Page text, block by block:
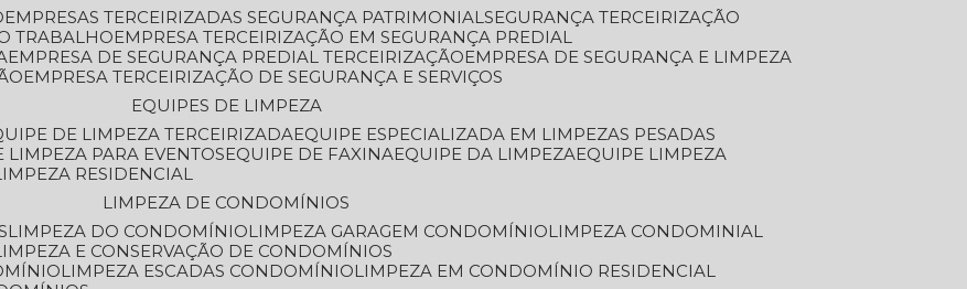
EMPRESAS TERCEIRIZADAS SEGURANÇA PATRIMONIAL SEGURANÇA TERCEIRIZAÇÃO
TRABALHO
EMPRESA TERCEIRIZAÇÃO EM SEGURANÇA PREDIAL
EMPRESA DE SEGURANÇA PREDIAL TERCEIRIZAÇÃO
EMPRESA DE SEGURANÇA E LIMPEZA
EMPRESA TERCEIRIZAÇÃO DE SEGURANÇA E SERVIÇOS
EQUIPES DE LIMPEZA
DE LIMPEZA TERCEIRIZADA EQUIPE ESPECIALIZADA EM LIMPEZAS PESADAS
LIMPEZA PARA EVENTOS EQUIPE DE FAXINA EQUIPE DA LIMPEZA EQUIPE LIMPEZA
RESIDENCIAL
LIMPEZA DE CONDOMÍNIOS
LIMPEZA DO CONDOMÍNIO LIMPEZA GARAGEM CONDOMÍNIO
LIMPEZA CONDOMINIAL
LIMPEZA E CONSERVAÇÃO DE CONDOMÍNIOS
LIMPEZA ESCADAS CONDOMÍNIO
LIMPEZA EM CONDOMÍNIO RESIDENCIAL